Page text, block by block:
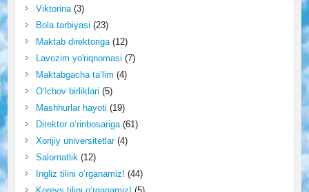
Viktorina(3)
Bola tarbiyasi (23)
Maktab direktoriga(12)
Lavozim yo'riqnomasi (7)
Maktabgacha ta’lim (4)
O‘lchov birliklari (5)
Mashhurlar hayoti (19)
Direktor o‘rinbosariga(61)
Xorijiy universitetlar(4)
Salomatlik(12)
Ingliz tilini o‘rganamiz! (44)